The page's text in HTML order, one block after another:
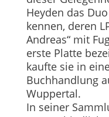
Heyden das
kennen, deren
Andreas“ mit
erste Platte
kaufte sie in
Buchhandlung
Wuppertal.
In seiner